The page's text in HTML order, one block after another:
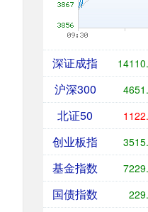
深证成指
沪深300
北证50
创业板指
基金指数
国债指数